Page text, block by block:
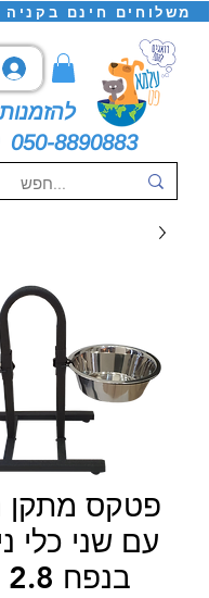
משלוחים חינם בקניה מעל
050-8890883
פטקס מתקן
עם שני כלי
בנפח 2.8 ליטר